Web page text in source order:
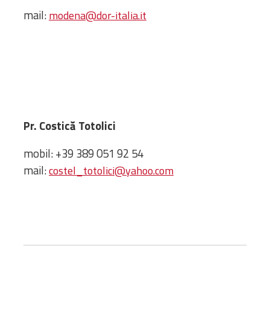
Parohii
Scrisori pastorale
Bibliotecă
Resurse multimedia
Opinii ortodoxe
Lectura Lunii
mail:modena@dor-italia.it
Pr. Costică Totolici
mobil: +39 389 051 92 54
mail:costel_totolici@yahoo.com